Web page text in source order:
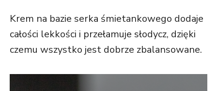
Krem na bazie serka śmietankowego dodaje
całości lekkości i przełamuje słodycz, dzięki
czemu wszystko jest dobrze zbalansowane.